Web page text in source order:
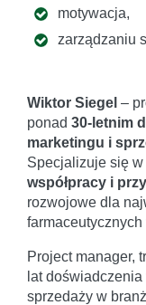
motywacja,
zarządzaniu
Wiktor Siegel –
ponad 30-letnim
marketingu i
Specjalizuje się w
współpracy i
rozwojowe dla
farmaceutycznych
Project manager,
lat
sprzedaży w